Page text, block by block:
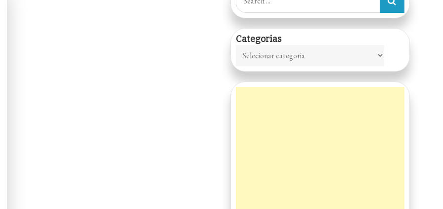
for:
Categorias
Categorias